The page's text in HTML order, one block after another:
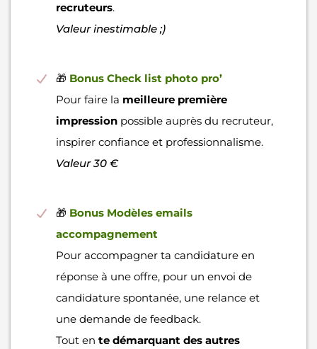
recruteurs.
Valeur inestimable ;)
🎁 Bonus Check list photo pro’
Pour faire la meilleure première
impression possible auprès du recruteur,
inspirer confiance et professionnalisme.
Valeur 30 €
🎁 Bonus Modèles emails
accompagnement
Pour accompagner ta candidature en
réponse à une offre, pour un envoi de
candidature spontanée, une relance et
une demande de feedback.
Tout en te démarquant des autres